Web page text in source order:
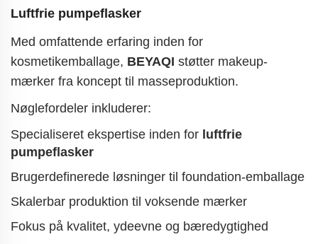
Luftfrie pumpeflasker
Med omfattende erfaring inden for
kosmetikemballage, BEYAQI støtter makeup-
mærker fra koncept til masseproduktion.
Nøglefordeler inkluderer:
Specialiseret ekspertise inden for luftfrie
pumpeflasker
Brugerdefinerede løsninger til foundation-emballage
Skalerbar produktion til voksende mærker
Fokus på kvalitet, ydeevne og bæredygtighed